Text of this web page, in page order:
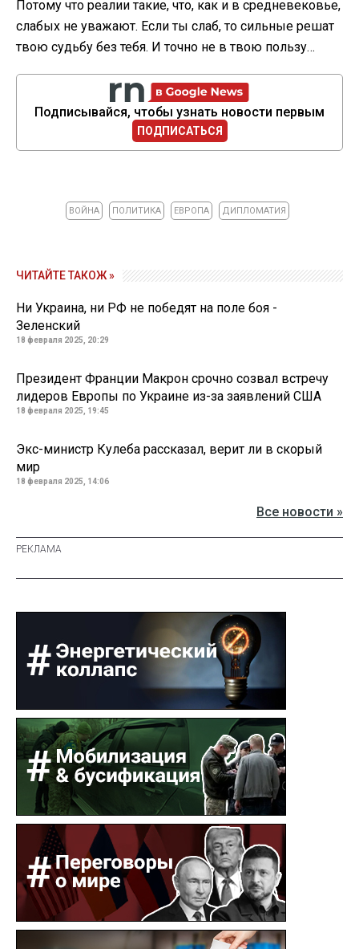
Потому что реалии такие, что, как и в средневековье,
слабых не уважают. Если ты слаб, то сильные решат
твою судьбу без тебя. И точно не в твою пользу…
Подписывайся, чтобы узнать новости первым
ПОДПИСАТЬСЯ
ВОЙНА ПОЛИТИКА ЕВРОПА ДИПЛОМАТИЯ
ЧИТАЙТЕ ТАКОЖ »
Ни Украина, ни РФ не победят на поле боя -
Зеленский
18 февраля 2025, 20:29
Президент Франции Макрон срочно созвал встречу
лидеров Европы по Украине из-за заявлений США
18 февраля 2025, 19:45
Экс-министр Кулеба рассказал, верит ли в скорый
мир
18 февраля 2025, 14:06
Все новости »